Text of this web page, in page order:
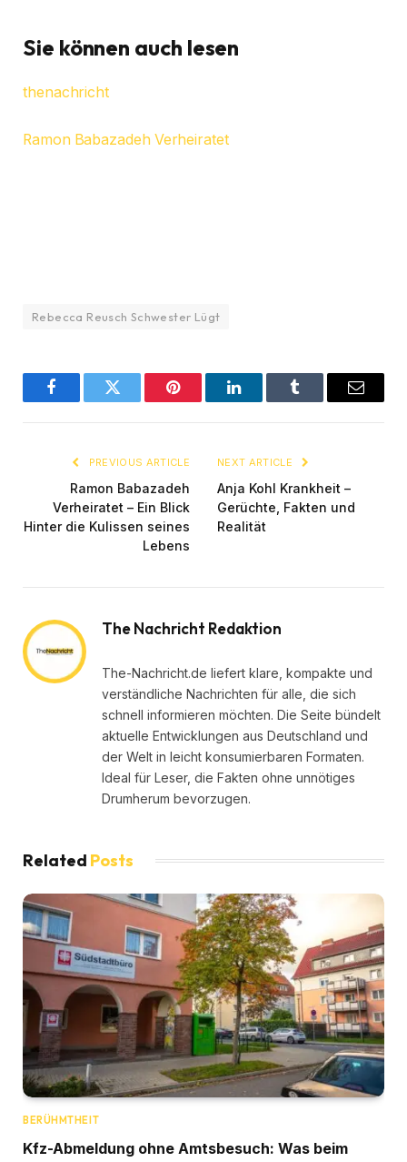
Sie können auch lesen
thenachricht
Ramon Babazadeh Verheiratet
Rebecca Reusch Schwester Lügt
FacebookTwitter Pinterest LinkedInTumblr Email
PREVIOUS ARTICLE
Ramon Babazadeh
Verheiratet – Ein Blick
Hinter die Kulissen seines
Lebens
NEXT ARTICLE
Anja Kohl Krankheit –
Gerüchte, Fakten und
Realität
The Nachricht Redaktion
The-Nachricht.de liefert klare, kompakte und
verständliche Nachrichten für alle, die sich
schnell informieren möchten. Die Seite bündelt
aktuelle Entwicklungen aus Deutschland und
der Welt in leicht konsumierbaren Formaten.
Ideal für Leser, die Fakten ohne unnötiges
Drumherum bevorzugen.
Related Posts
BERÜHMTHEIT
Kfz-Abmeldung ohne Amtsbesuch: Was beim